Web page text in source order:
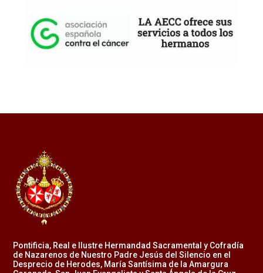
Pontificia, Real e Ilustre Hermandad Sacramental y Cofradía
de Nazarenos de Nuestro Padre Jesús del Silencio en el
Desprecio de Herodes, María Santísima de la Amargura